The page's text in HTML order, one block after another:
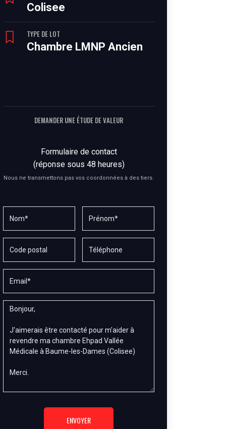
Colisee
TYPE DE LOT
Chambre LMNP Ancien
DEMANDER UNE ÉTUDE DE VALEUR
Formulaire de contact
(réponse sous 48 heures)
Nous ne transmettons pas vos coordonnées à des tiers.
ENVOYER